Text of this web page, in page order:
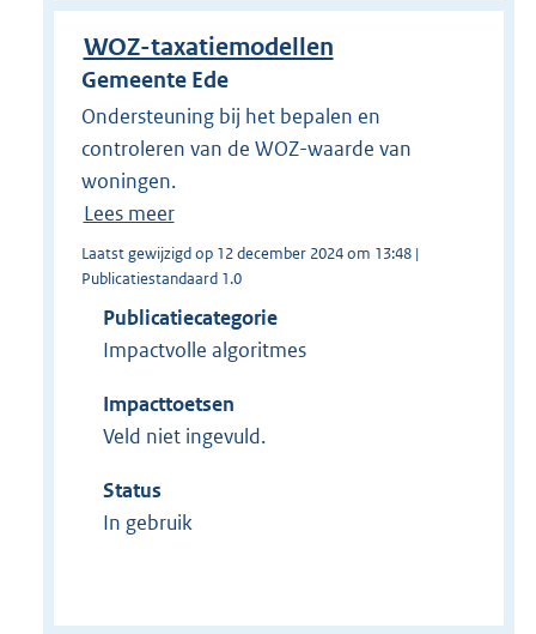
WOZ-taxatiemodellen
Gemeente Ede
Ondersteuning bij het bepalen en
controleren van de WOZ-waarde van
woningen.
Lees meer
Laatst gewijzigd op 12 december 2024 om 13:48 |
Publicatiestandaard 1.0
Publicatiecategorie
Impactvolle algoritmes
Impacttoetsen
Veld niet ingevuld.
Status
In gebruik